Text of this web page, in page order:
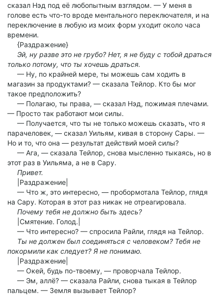
сказал Нэд под её любопытным взглядом. — У меня в
голове есть что-то вроде ментального переключателя, и на
переключение в любую из моих форм уходит около часа
времени.
{Раздражение}
Эй, ну разве это не грубо? Нет, я не буду с тобой драться
только потому, что ты хочешь драться.
— Ну, по крайней мере, ты можешь сам ходить в
магазин за продуктами? — сказала Тейлор. Кто бы мог
такое предположить?
— Полагаю, ты права, — сказал Нэд, пожимая плечами.
— Просто так работают мои силы.
— Получается, что ты не только можешь сказать, что я
парачеловек, — сказал Уильям, кивая в сторону Сары. —
Но и то, что она — результат действий моей силы?
— Ага, — сказала Тейлор, снова мысленно тыкаясь, но в
этот раз в Уильяма, а не в Сару.
Привет.
|Раздражение|
— Что ж, это интересно, — пробормотала Тейлор, глядя
на Сару. Которая в этот раз никак не отреагировала.
Почему тебя не должно быть здесь?
|Смятение. Голод.|
— Что интересно? — спросила Райли, глядя на Тейлор.
Ты не должен был соединяться с человеком? Тебя не
покормили как следует? Я не понимаю.
|Раздражение|
— Окей, будь по-твоему, — проворчала Тейлор.
— Эм, аллё? — сказала Райли, снова тыкая в Тейлор
пальцем. — Земля вызывает Тейлор?